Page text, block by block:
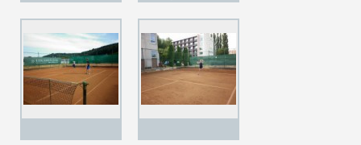
patril aj tenisový
turnaj